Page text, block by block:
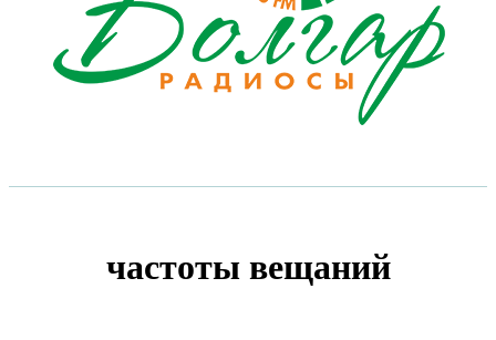
частоты вещаний